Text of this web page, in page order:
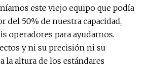
este viejo equipo que podía
del 50% de nuestra capacidad,
operadores para ayudarnos.
y ni su precisión ni su
la altura de los estándares